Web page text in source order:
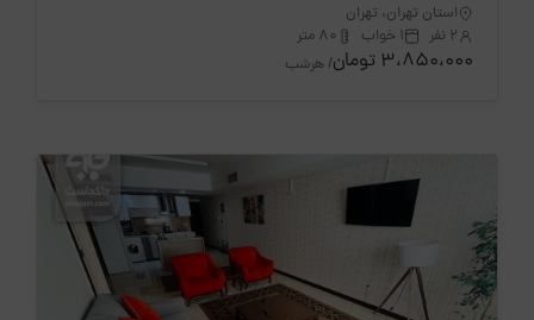
استان تهران، تهران
2 نفر
1 خواب 80 متر
3،850،000 تومان / هرشب